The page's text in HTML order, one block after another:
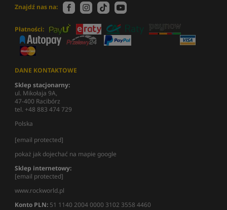
Znajdź nas na:
Płatności:
DANE KONTAKTOWE
Sklep stacjonarny:
ul. Mikołaja 9A,
47-400 Racibórz
tel. +48 883 474 729
Polska
[email protected]
pokaż jak dojechać na mapie google
Sklep internetowy:
[email protected]
www.rockworld.pl
Konto PLN: 51 1140 2004 0000 3102 3558 4460